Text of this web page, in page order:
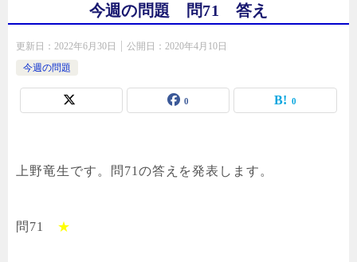
今週の問題 問71 答え
更新日： 2022年6月30日 公開日： 2020年4月10日
今週の問題
0 0
上野竜生です。問71の答えを発表します。
問71 ★